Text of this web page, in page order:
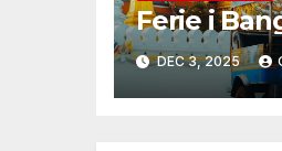
Ferie i
DEC 3, 2025